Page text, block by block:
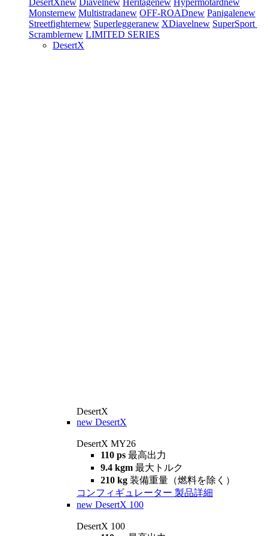
DesertXnew Diavelnew Heritagenew Hypermotardnew
Monsternew Multistradanew OFF-ROADnew Panigalenew
Streetfighternew Superleggeranew XDiavelnew SuperSport
Scramblernew LIMITED SERIES
DesertX
DesertX
new DesertX
DesertX MY26
110 ps 最高出力
9.4 kgm 最大トルク
210 kg 装備重量（燃料を除く）
コンフィギュレーター 製品詳細
new DesertX 100
DesertX 100